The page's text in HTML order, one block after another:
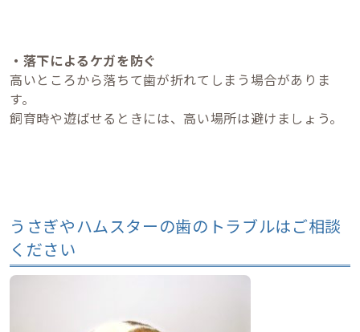
・落下によるケガを防ぐ
高いところから落ちて歯が折れてしまう場合がありま
す。
飼育時や遊ばせるときには、高い場所は避けましょう。
うさぎやハムスターの歯のトラブルはご相談
ください